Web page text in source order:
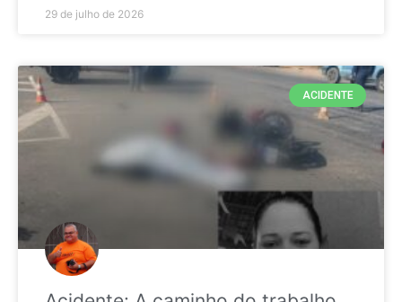
29 de julho de 2026
ACIDENTE